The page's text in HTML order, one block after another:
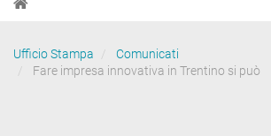
Ufficio Stampa
Comunicati
Fare impresa innovativa in Trentino si può